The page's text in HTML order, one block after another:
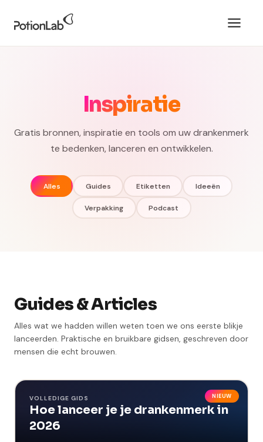
Inspiratie
Gratis bronnen, inspiratie en tools om uw drankenmerk
te bedenken, lanceren en ontwikkelen.
Alles Guides Etiketten Ideeën
Verpakking Podcast
Guides & Articles
Alles wat we hadden willen weten toen we ons eerste blikje
lanceerden. Praktische en bruikbare gidsen, geschreven door
mensen die echt brouwen.
VOLLEDIGE GIDS
Hoe lanceer je je drankenmerk in
2026
NIEUW